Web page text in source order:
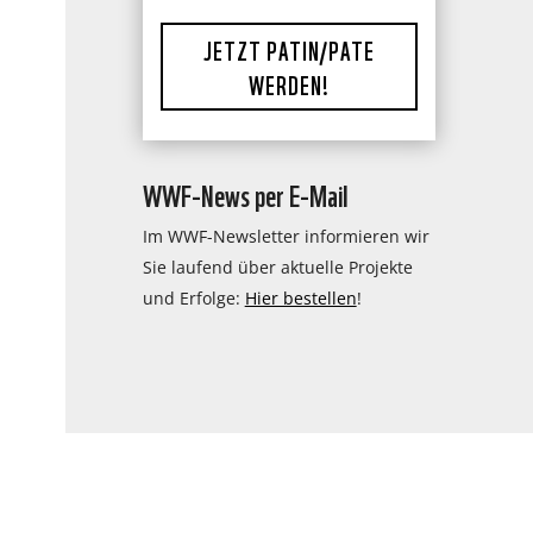
JETZT PATIN/PATE
WERDEN!
WWF-News per E-Mail
Im WWF-Newsletter informieren wir
Sie laufend über aktuelle Projekte
und Erfolge: Hier bestellen!